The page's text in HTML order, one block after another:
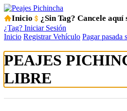
Inicio ¿Sin Tag? Cancele aquí
¿Tag? Iniciar Sesión
Inicio Registrar Vehículo Pagar pasada
PEAJES
LIBRE